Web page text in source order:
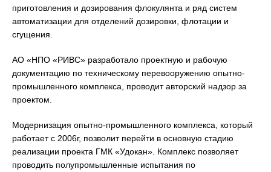
приготовления и дозирования флокулянта и ряд систем
автоматизации для отделений дозировки, флотации и
сгущения.
АО «НПО «РИВС» разработало проектную и рабочую
документацию по техническому перевооружению опытно-
промышленного комплекса, проводит авторский надзор за
проектом.
Модернизация опытно-промышленного комплекса, который
работает с 2006г, позволит перейти в основную стадию
реализации проекта ГМК «Удокан». Комплекс позволяет
проводить полупромышленные испытания по